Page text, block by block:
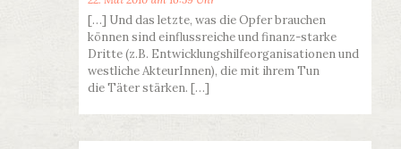
[…] Und das letzte, was die Opfer brauchen
können sind einflussreiche und finanz-starke
Dritte (z.B. Entwicklungshilfeorganisationen und
westliche AkteurInnen), die mit ihrem Tun
die Täter stärken. […]